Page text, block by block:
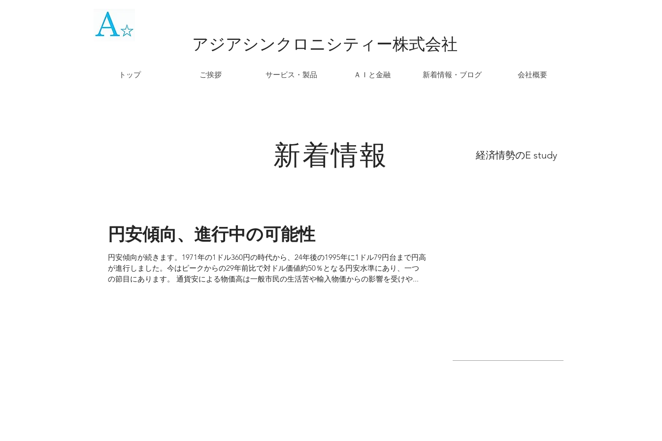
アジアシンクロニシティー株式会社
トップ ご挨拶 サービス・製品 ＡＩと金融 新着情報・ブログ 会社概要
新着情報 経済情勢のE study
円安傾向、進行中の可能性
円安傾向が続きます。1971年の1ドル360円の時代から、24年後の1995年に1ドル79円台まで円高
が進行しました。今はピークからの29年前比で対ドル価値約50％となる円安水準にあり、一つ
の節目にあります。 通貨安による物価高は一般市民の生活苦や輸入物価からの影響を受けや...